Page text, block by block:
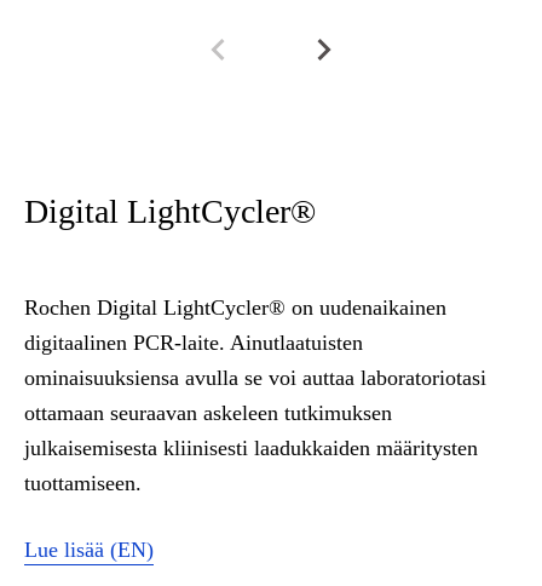
Digital LightCycler®
Rochen Digital LightCycler® on uudenaikainen
digitaalinen PCR-laite. Ainutlaatuisten
ominaisuuksiensa avulla se voi auttaa laboratoriotasi
ottamaan seuraavan askeleen tutkimuksen
julkaisemisesta kliinisesti laadukkaiden määritysten
tuottamiseen.
Lue lisää (EN)